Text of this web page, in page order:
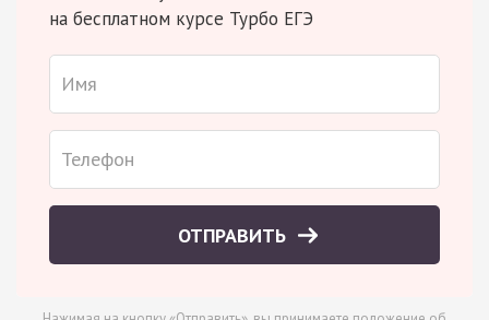
на бесплатном курсе Турбо ЕГЭ
ОТПРАВИТЬ